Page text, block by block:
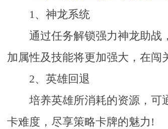
1、神龙系统
通过任务解锁强力神龙助战
加属性及技能将更加强大，在闯
2、英雄回退
培养英雄所消耗的资源，可
卡难度，尽享策略卡牌的魅力!